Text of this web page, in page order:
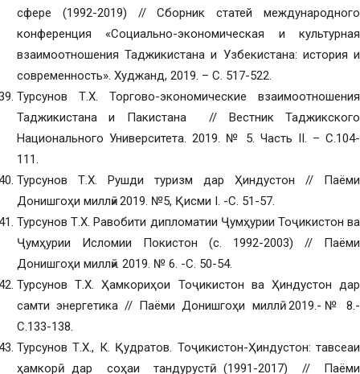
сфере (1992-2019) // Сборник статей международного
конференция «Социально-экономическая и культурная
взаимоотношения Таджикистана и Узбекистана: история и
современность». Худжанд, 2019. – С. 517-522.
Турсунов Т.Х. Торгово-экономические взаимоотношения
Таджикистана и Пакистана // Вестник Таджикского
Национального Университета. 2019. № 5. Часть II. – С.104-
111.
Турсунов Т.Х. Рушди туризм дар Ҳиндустон // Паёми
Донишгоҳи миллӣ» 2019. №5, Қисми I. -С. 51-57.
Турсунов Т.Х. Равобити дипломатии Ҷумҳурии Тоҷикистон ва
Ҷумҳурии Исломии Покистон (с. 1992-2003) // Паёми
Донишгоҳи миллӣ». 2019. № 6. -С. 50-54.
Турсунов Т.Х. Ҳамкориҳои Тоҷикистон ва Ҳиндустон дар
самти энергетика // Паёми Донишгоҳи миллӣ. 2019.-№ 8.-
С.133-138.
Турсунов Т.Х., К. Қудратов. Тоҷикистон-Ҳиндустон: тавсеаи
ҳамкорӣ дар соҳаи тандурустӣ (1991-2017) // Паёми